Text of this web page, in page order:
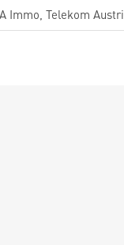
Immo, Telekom